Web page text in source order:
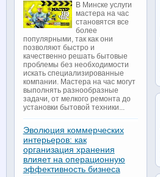
В Минске услуги
мастера на час
становятся все
более
популярными, так как они
позволяют быстро и
качественно решать бытовые
проблемы без необходимости
искать специализированные
компании. Мастера на час могут
выполнять разнообразные
задачи, от мелкого ремонта до
установки бытовой техники...
Эволюция коммерческих
интерьеров: как
организация хранения
влияет на операционную
эффективность бизнеса